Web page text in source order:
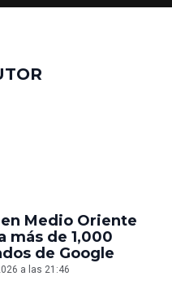
Medio Oriente
más de 1,000
de Google
a las 21:46